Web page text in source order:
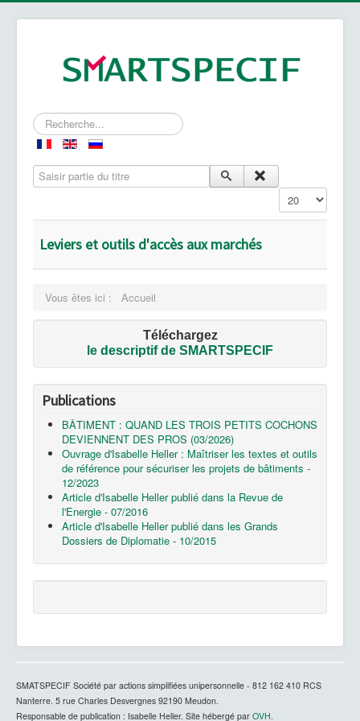
Rechercher
Saisir partie du titre
Affichage #
Leviers et outils d'accès aux marchés
Vous êtes ici : Accueil
Téléchargez
le descriptif de SMARTSPECIF
Publications
BÂTIMENT : QUAND LES TROIS PETITS COCHONS
DEVIENNENT DES PROS (03/2026)
Ouvrage d'Isabelle Heller : Maîtriser les textes et outils
de référence pour sécuriser les projets de bâtiments -
12/2023
Article d'Isabelle Heller publié dans la Revue de
l'Energie - 07/2016
Article d'Isabelle Heller publié dans les Grands
Dossiers de Diplomatie - 10/2015
SMATSPECIF Société par actions simplifiées unipersonnelle - 812 162 410 RCS
Nanterre. 5 rue Charles Desvergnes 92190 Meudon.
Responsable de publication : Isabelle Heller. Site hébergé par OVH.